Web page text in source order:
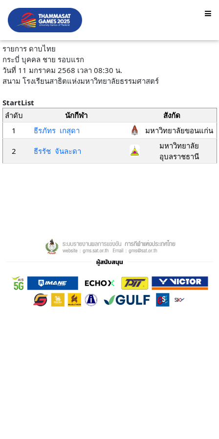
รายการ ดาบไทย
กระบี่ บุคคล ชาย รอบแรก
วันที่ 11 มกราคม 2568 เวลา 08:30 น.
สนาม โรงเรียนสาธิตแห่งมหาวิทยาลัยธรรมศาสตร์
StartList
ลำดับ
นักกีฬา
สังกัด
1
ธีรภัทร เกสุดา มหาวิทยาลัยขอนแก่น
2 ธีรรัช จันละดา
มหาวิทยาลัย
อุบลราชธานี